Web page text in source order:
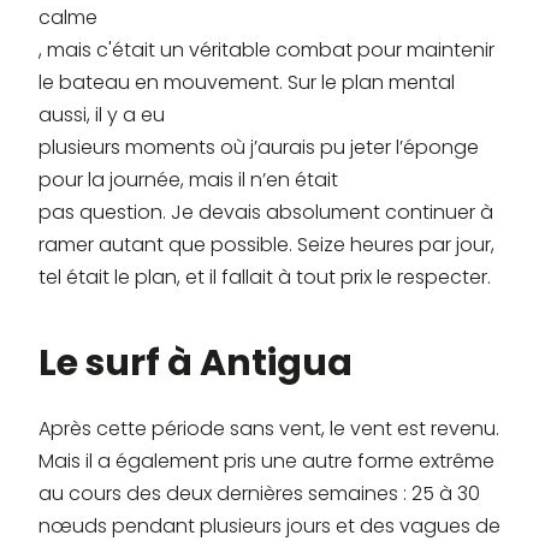
calme
, mais c'était un véritable combat pour maintenir
le bateau en mouvement. Sur le plan mental
aussi, il y a eu
plusieurs moments où j’aurais pu jeter l’éponge
pour la journée, mais il n’en était
pas question. Je devais absolument continuer à
ramer autant que possible. Seize heures par jour,
tel était le plan, et il fallait à tout prix le respecter.
Le surf à Antigua
Après cette période sans vent, le vent est revenu.
Mais il a également pris une autre forme extrême
au cours des deux dernières semaines : 25 à 30
nœuds pendant plusieurs jours et des vagues de